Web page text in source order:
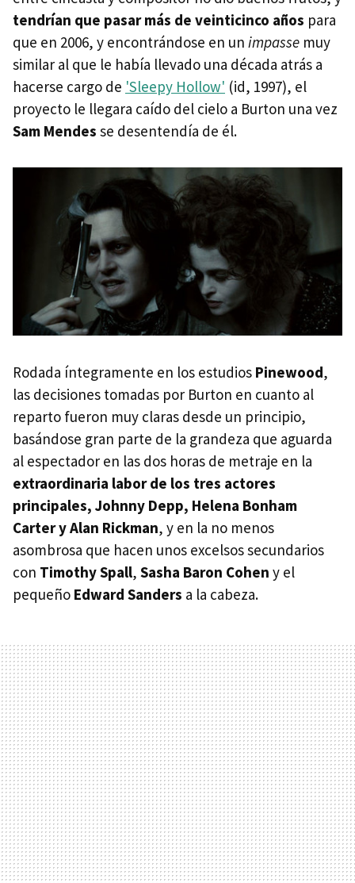
tendrían que pasar más de veinticinco años para
que en 2006, y encontrándose en un impasse muy
similar al que le había llevado una década atrás a
hacerse cargo de 'Sleepy Hollow' (id, 1997), el
proyecto le llegara caído del cielo a Burton una vez
Sam Mendes se desentendía de él.
Rodada íntegramente en los estudios Pinewood,
las decisiones tomadas por Burton en cuanto al
reparto fueron muy claras desde un principio,
basándose gran parte de la grandeza que aguarda
al espectador en las dos horas de metraje en la
extraordinaria labor de los tres actores
principales, Johnny Depp, Helena Bonham
Carter y Alan Rickman, y en la no menos
asombrosa que hacen unos excelsos secundarios
con Timothy Spall, Sasha Baron Cohen y el
pequeño Edward Sanders a la cabeza.